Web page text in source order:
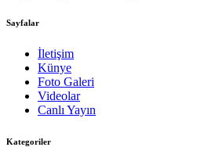
Sayfalar
İletişim
Künye
Foto Galeri
Videolar
Canlı Yayın
Kategoriler